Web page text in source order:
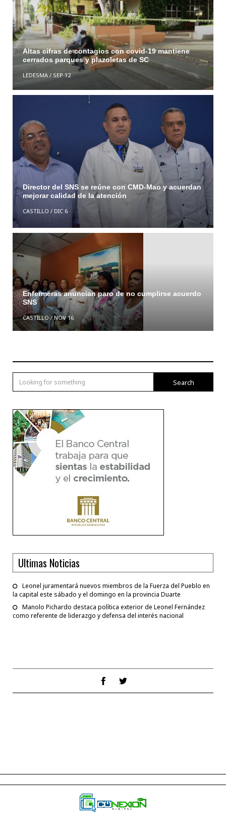
Altas cifras de contagios con covid-19 mantiene
cerrados parques y plazoletas de SC
LEDESMA/ SEP 12
Director del SNS se reúne con CMD-Mao y acuerdan
mejorar calidad de la atención
CASTILLO / DIC 6
Enfermeras anuncian paro de no cumplirse acuerdo
SNS
CASTILLO /NOV 16
Search
Ultimas Noticias
Leonel juramentará nuevos miembros de la Fuerza del Pueblo en
la capital este sábado y el domingo en la provincia Duarte
Manolo Pichardo destaca política exterior de Leonel Fernández
como referente de liderazgo y defensa del interés nacional